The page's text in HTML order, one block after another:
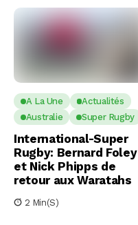
A La Une
Actualités
Australie
Super Rugby
International-Super
Rugby: Bernard Foley
et Nick Phipps de
retour aux Waratahs
2 Min(s)